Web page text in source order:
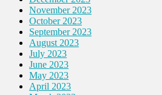
November 2023
October 2023
September 2023
August 2023
July 2023
June 2023
May 2023
April 2023